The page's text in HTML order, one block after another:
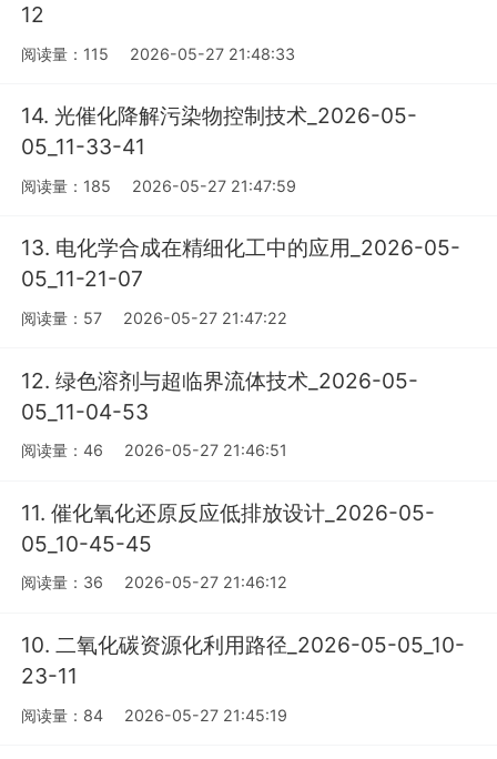
12
阅读量：115 2026-05-27 21:48:33
14. 光催化降解污染物控制技术_2026-05-
05_11-33-41
阅读量：185 2026-05-27 21:47:59
13. 电化学合成在精细化工中的应用_2026-05-
05_11-21-07
阅读量：57 2026-05-27 21:47:22
12. 绿色溶剂与超临界流体技术_2026-05-
05_11-04-53
阅读量：46 2026-05-27 21:46:51
11. 催化氧化还原反应低排放设计_2026-05-
05_10-45-45
阅读量：36 2026-05-27 21:46:12
10. 二氧化碳资源化利用路径_2026-05-05_10-
23-11
阅读量：84 2026-05-27 21:45:19